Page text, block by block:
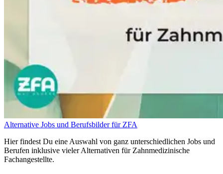
Alternative Jobs und Berufsbilder für ZFA
Hier findest Du eine Auswahl von ganz unterschiedlichen Jobs und
Berufen inklusive vieler Alternativen für Zahnmedizinische
Fachangestellte.